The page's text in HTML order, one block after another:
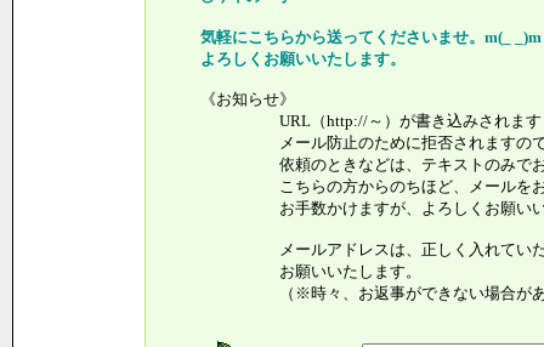
気軽にこちらから送ってくださいませ。m(_ _)m
よろしくお願いいたします。
《お知らせ》
URL（http://～）が書き込みされますと
メール防止のために拒否されますので、
依頼のときなどは、テキストのみでお送
こちらの方からのちほど、メールをお送
お手数かけますが、よろしくお願いい
メールアドレスは、正しく入れていた
お願いいたします。
（※時々、お返事ができない場合があり